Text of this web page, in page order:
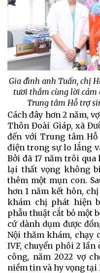
Gia đình anh Tuấn, chị
tươi thắm cùng lời cảm
Trung tâm Hỗ trợ
Cách đây hơn 2 năm,
Thôn Đoài Giáp, xã
đến với Trung tâm
điện trong sự lo lắng
Bởi đã 17 năm trôi
lại thất vọng không
thêm một mụn con.
hơn 1 năm kết hôn,
khám chị phát hiện
phẫu thuật cắt bỏ một
cứ dành dụm được
Nội thăm khám, chạy
IVF, chuyển phôi 2 lần
công, năm 2022 vợ
niềm tin và hy vọng tại